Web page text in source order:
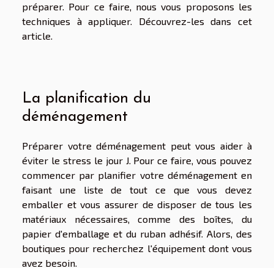
préparer. Pour ce faire, nous vous proposons les
techniques à appliquer. Découvrez-les dans cet
article.
La planification du
déménagement
Préparer votre déménagement peut vous aider à
éviter le stress le jour J. Pour ce faire, vous pouvez
commencer par planifier votre déménagement en
faisant une liste de tout ce que vous devez
emballer et vous assurer de disposer de tous les
matériaux nécessaires, comme des boîtes, du
papier d'emballage et du ruban adhésif. Alors, des
boutiques pour recherchez l'équipement dont vous
avez besoin.